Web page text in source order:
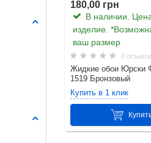
Особенности
Срок годности в
назначению. Жидкие
для окружающих
Доставка по всей
180,00 грн
В наличии.
изделие.
ваш размер
0 отзывов
Жидкие обои Юрски
1519 Бронзовый
Купить в 1 клик